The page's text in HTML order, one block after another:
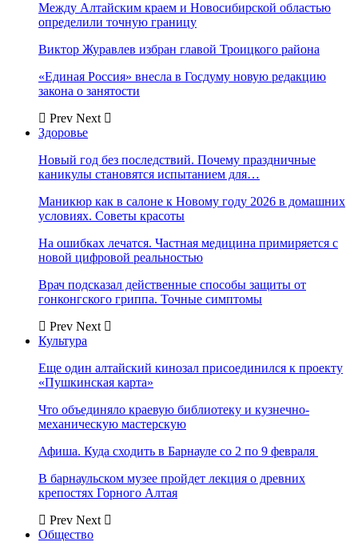
Между Алтайским краем и Новосибирской областью
определили точную границу
Виктор Журавлев избран главой Троицкого района
«Единая Россия» внесла в Госдуму новую редакцию
закона о занятости
Prev Next
Здоровье
Новый год без последствий. Почему праздничные
каникулы становятся испытанием для…
Маникюр как в салоне к Новому году 2026 в домашних
условиях. Советы красоты
На ошибках лечатся. Частная медицина примиряется с
новой цифровой реальностью
Врач подсказал действенные способы защиты от
гонконгского гриппа. Точные симптомы
Prev Next
Культура
Еще один алтайский кинозал присоединился к проекту
«Пушкинская карта»
Что объединяло краевую библиотеку и кузнечно-
механическую мастерскую
Афиша. Куда сходить в Барнауле со 2 по 9 февраля
В барнаульском музее пройдет лекция о древних
крепостях Горного Алтая
Prev Next
Общество